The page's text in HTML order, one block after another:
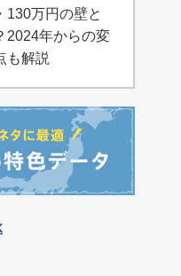
130万円の壁と
2024年からの変
も解説